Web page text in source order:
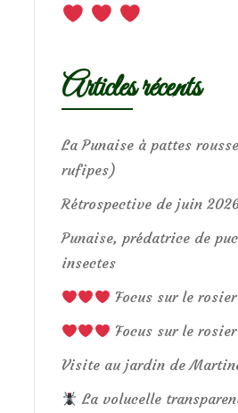
Articles récents
La Punaise à pattes
rufipes)
Rétrospective de juin
Punaise, prédatrice de
insectes
Focus sur le
Focus sur le
Visite au jardin de
La volucelle